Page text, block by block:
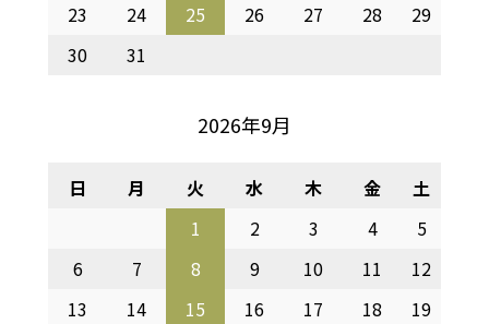
23
24 25 26 27 28
29
30
31
2026年9月
日 月 火 水 木 金
土
1
2 3 4
5
6
7 8 9 10 11
12
13
14 15 16 17 18
19